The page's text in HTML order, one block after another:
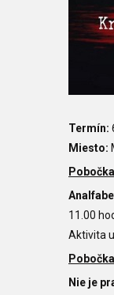
Termín:
Miesto:
11.00
Aktivita
Nie je